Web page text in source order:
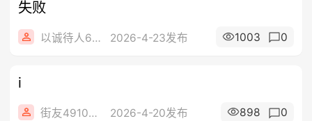
失败
以诚待人666 2026-4-23发布 1003 0
i
街友49104296 2026-4-20发布 898 0